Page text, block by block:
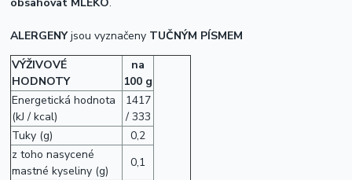
ALERGENYjsou vyznačeny TUČNÝM PÍSMEM
VÝŽIVOVÉ
HODNOTY
na
100 g
Energetická hodnota
(kJ / kcal)
1417
/ 333
Tuky (g)
0,2
z toho nasycené
mastné kyseliny (g)
0,1